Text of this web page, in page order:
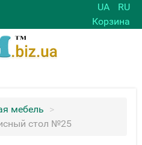
UA
RU
Корзина
мебель >
стол №25